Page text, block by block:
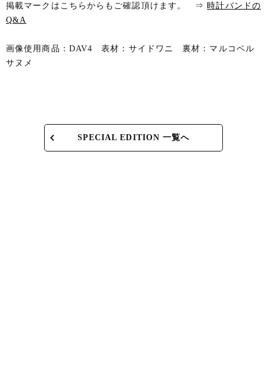
掲載マークはこちらからもご確認頂けます。 ⇒時計バンドの
Q&A
画像使用商品：DAV4 表材：サイドワニ 裏材：マルコベル
サヌメ
SPECIAL EDITION 一覧へ